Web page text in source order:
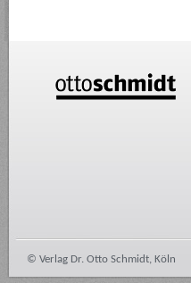
© Verlag Dr. Otto Schmidt, Köln